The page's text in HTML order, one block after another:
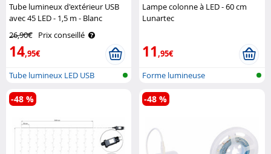
Tube lumineux d'extérieur USB
avec 45 LED - 1,5 m - Blanc
lumière du jour Lunartec
26,90€ Prix conseillé
14,95€
Tube lumineux LED USB
Lampe colonne à LED - 60 cm
Lunartec
11,95€
Forme lumineuse
-48 % -48 %